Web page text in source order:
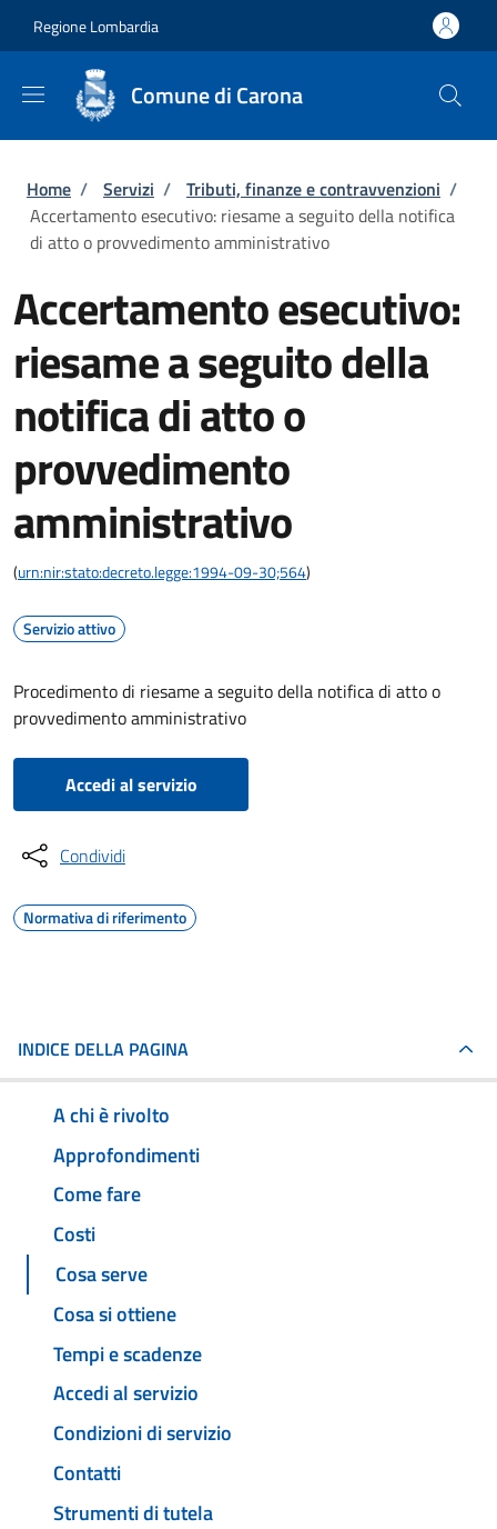
Regione Lombardia
Comune di Carona
Briciole di pane
Home / Servizi / Tributi, finanze e contravvenzioni /
Accertamento esecutivo: riesame a seguito della notifica
di atto o provvedimento amministrativo
Accertamento esecutivo:
riesame a seguito della
notifica di atto o
provvedimento
amministrativo
(urn:nir:stato:decreto.legge:1994-09-30;564)
Servizio attivo
Procedimento di riesame a seguito della notifica di atto o
provvedimento amministrativo
Accedi al servizio
Condividi
Normativa di riferimento
INDICE DELLA PAGINA
A chi è rivolto
Approfondimenti
Come fare
Costi
Cosa serve
Cosa si ottiene
Tempi e scadenze
Accedi al servizio
Condizioni di servizio
Contatti
Strumenti di tutela